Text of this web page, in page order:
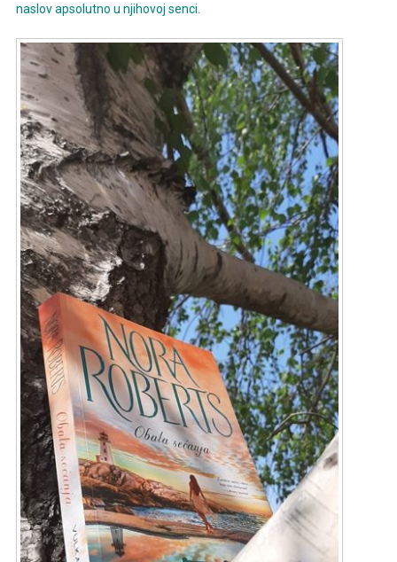
naslov apsolutno u njihovoj senci.